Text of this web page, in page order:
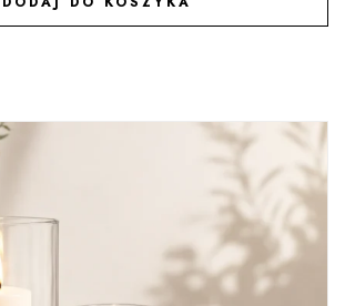
DODAJ DO ULUBIONYCH